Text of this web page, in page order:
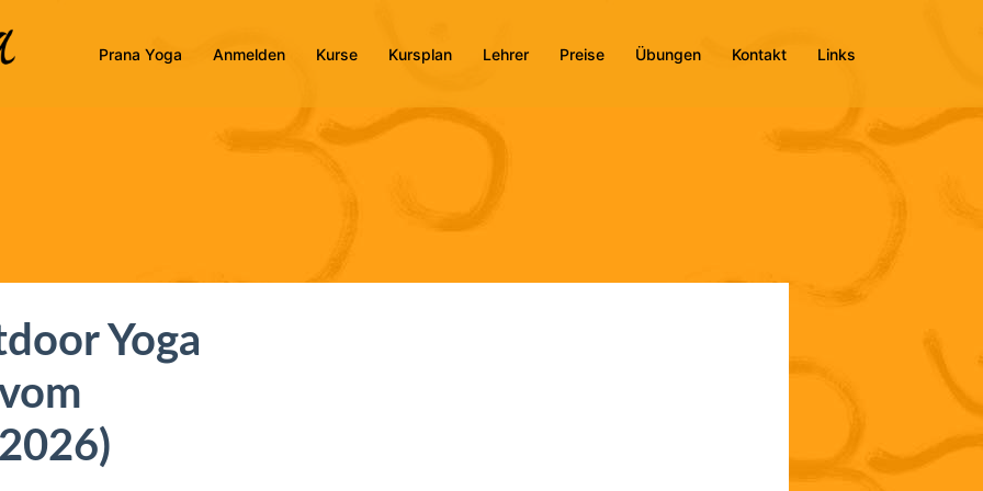
Prana Yoga Anmelden Kurse Kursplan Lehrer Preise Übungen Kontakt Links
Yoga